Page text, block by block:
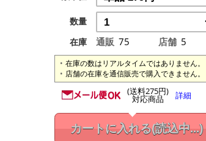
数量
在庫
通販 75 店舗 5
在庫の数はリアルタイムではありません。
店舗の在庫を通信販売で購入できません。
(送料275円)
対応商品 詳細
カートに入れる(読込中...)